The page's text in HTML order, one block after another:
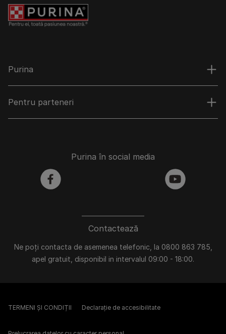
Purina
Pentru parteneri
Contactează
Ne poți contacta de asemenea telefonic, la 0800 863 785,
apel gratuit, disponibil in intervalul 09:00 - 18:00.
Purina în social media
facebook youtube
TERMENI ȘI CONDIȚII Declarație de accesibilitate